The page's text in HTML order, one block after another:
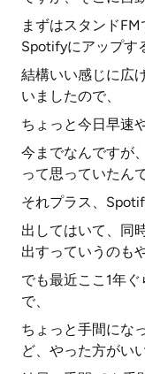
まずはスタンド
Spotifyにアップす
結構いい感じに広
いましたので、
ちょっと今日早速
今までなんですが
って思っていたん
それプラス、
出してはいて、同
出すっていうのも
でも最近ここ1年
で、
ちょっと手間にな
ど、やった方がい